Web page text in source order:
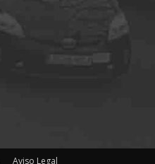
Aviso Legal